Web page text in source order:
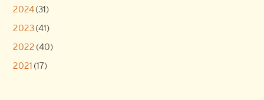
2024(31)
2023(41)
2022 (40)
2021 (17)